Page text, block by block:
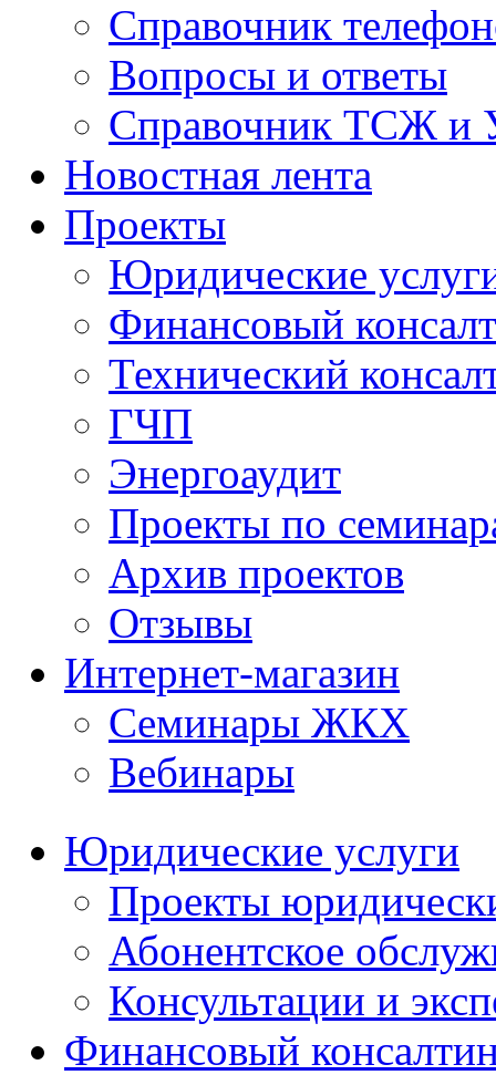
Справочник
Вопросы и ответы
Справочник ТСЖ и
Новостная лента
Проекты
Юридические
Финансовый
Технический
ГЧП
Энергоаудит
Проекты по
Архив проектов
Отзывы
Интернет-магазин
Семинары ЖКХ
Вебинары
Юридические услуги
Проекты
Абонентское
Консультации и
Финансовый